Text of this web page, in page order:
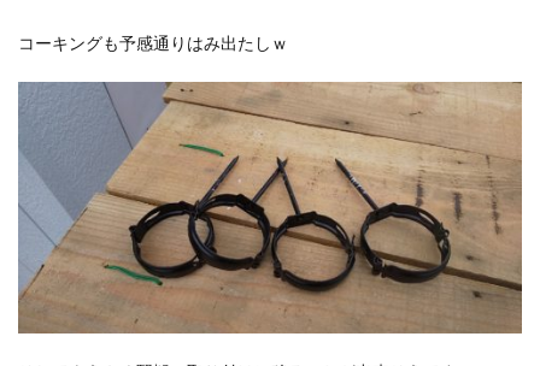
コーキングも予感通りはみ出たしｗ